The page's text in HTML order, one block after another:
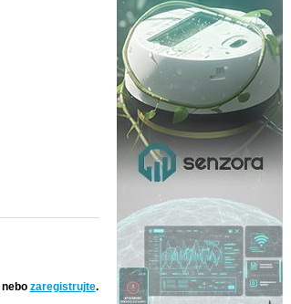
nebo zaregistrujte.